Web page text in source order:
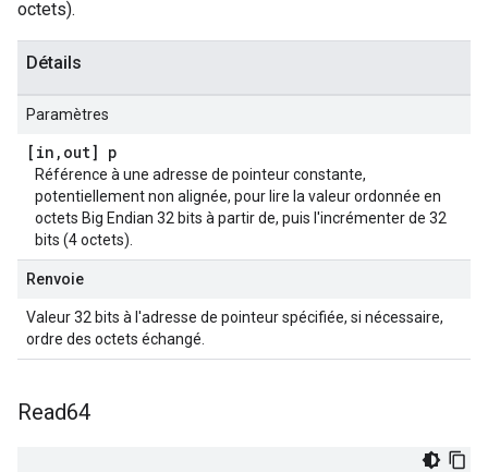
octets).
Détails
Paramètres
[in , out] p
Référence à une adresse de pointeur constante,
potentiellement non alignée, pour lire la valeur ordonnée en
octets Big Endian 32 bits à partir de, puis l'incrémenter de 32
bits (4 octets).
Renvoie
Valeur 32 bits à l'adresse de pointeur spécifiée, si nécessaire,
ordre des octets échangé.
Read64